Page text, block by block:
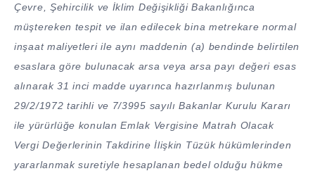
Çevre, Şehircilik ve İklim Değişikliği Bakanlığınca
müştereken tespit ve ilan edilecek bina metrekare normal
inşaat maliyetleri ile aynı maddenin (a) bendinde belirtilen
esaslara göre bulunacak arsa veya arsa payı değeri esas
alınarak 31 inci madde uyarınca hazırlanmış bulunan
29/2/1972 tarihli ve 7/3995 sayılı Bakanlar Kurulu Kararı
ile yürürlüğe konulan Emlak Vergisine Matrah Olacak
Vergi Değerlerinin Takdirine İlişkin Tüzük hükümlerinden
yararlanmak suretiyle hesaplanan bedel olduğu hükme